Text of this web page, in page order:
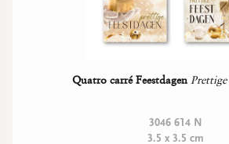
Quatro carré Feestdagen
3046 614 N
3.5 x 3.5 cm